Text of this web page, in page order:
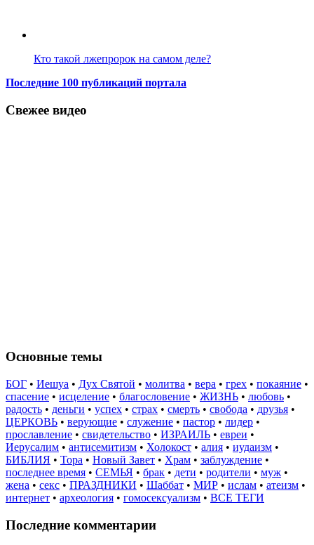
Кто такой лжепророк на самом деле?
Последние 100 публикаций портала
Свежее видео
Основные темы
БОГ • Иешуа • Дух Святой • молитва • вера • грех • покаяние •
спасение • исцеление • благословение • ЖИЗНЬ • любовь •
радость • деньги • успех • страх • смерть • свобода • друзья •
ЦЕРКОВЬ • верующие • служение • пастор • лидер •
прославление • свидетельство • ИЗРАИЛЬ • евреи •
Иерусалим • антисемитизм • Холокост • алия • иудаизм •
БИБЛИЯ • Тора • Новый Завет • Храм • заблуждение •
последнее время • СЕМЬЯ • брак • дети • родители • муж •
жена • секс • ПРАЗДНИКИ • Шаббат • МИР • ислам • атеизм •
интернет • археология • гомосексуализм • ВСЕ ТЕГИ
Последние комментарии